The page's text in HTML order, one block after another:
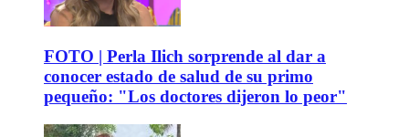
FOTO | Perla Ilich sorprende al dar a
conocer estado de salud de su primo
pequeño: "Los doctores dijeron lo peor"